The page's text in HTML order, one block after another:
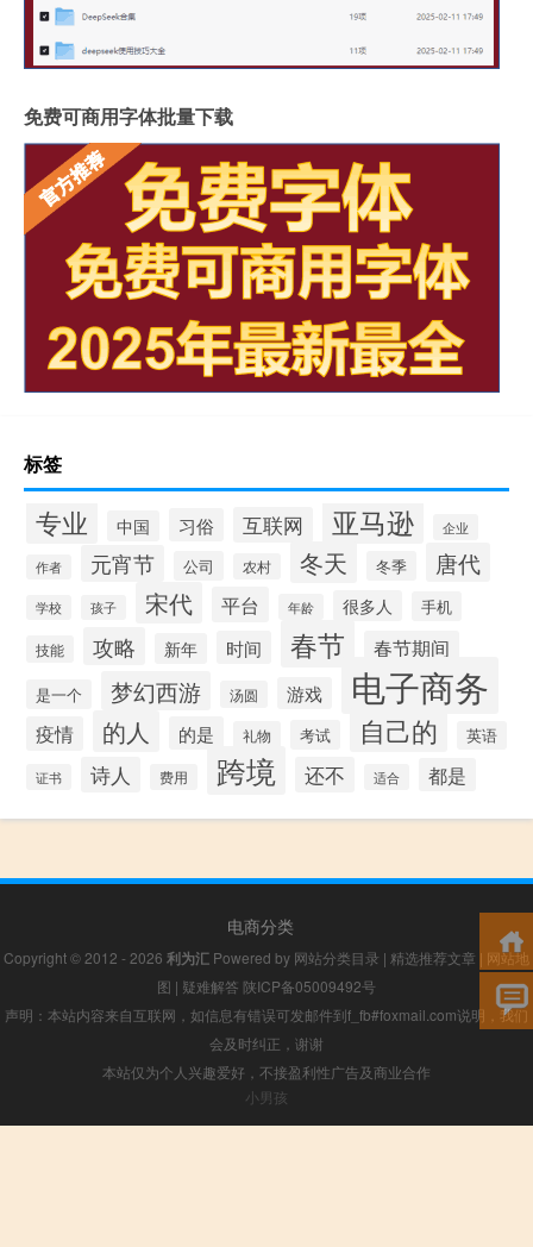
免费可商用字体批量下载
标签
专业 中国 习俗 互联网 亚马逊 企业
作者 元宵节 公司 农村 冬天 冬季 唐代
学校 孩子 宋代 平台 年龄 很多人 手机
技能 攻略 新年 时间 春节 春节期间
是一个 梦幻西游 汤圆 游戏 电子商务
疫情 的人 的是 礼物 考试 自己的 英语
证书 诗人 费用 跨境 还不 适合 都是
电商分类
Copyright © 2012 - 2026 利为汇 Powered by 网站分类目录 | 精选推荐文章 | 网站地
图 | 疑难解答 陕ICP备05009492号
声明：本站内容来自互联网，如信息有错误可发邮件到f_fb#foxmail.com说明，我们
会及时纠正，谢谢
本站仅为个人兴趣爱好，不接盈利性广告及商业合作
小男孩